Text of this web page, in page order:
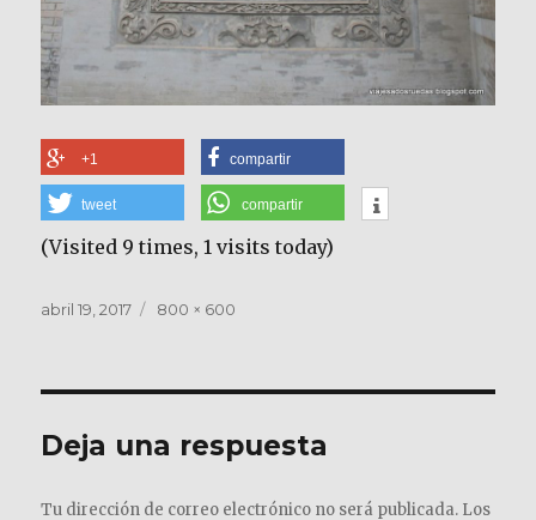
+1 compartir
tweet compartir
(Visited 9 times, 1 visits today)
Publicado
abril 19, 2017
Tamaño
800 × 600
Deja una respuesta
Tu dirección de correo electrónico no será publicada. Los